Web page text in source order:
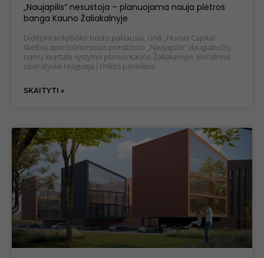
„Naujapilis“ nesustoja – planuojama nauja plėtros
banga Kauno Žaliakalnyje
Didėjant kokybiško būsto paklausai, UAB „Nuova Capital“
skelbia apie tolimesnius prestižinio „Naujapilio“ daugiabučių
namų kvartalo vystymo planus Kauno Žaliakalnyje. Bendrovė
operatyviai reaguoja į rinkos poreikius
SKAITYTI »
Šie slapukai
nėra
neprivalomi.
Jie reikalingi,
Statistiniai
slapukai
funkcionalumą
svetainė yra
naudojama.